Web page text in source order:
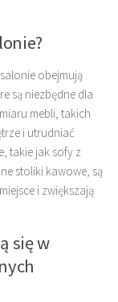
obejmują
są niezbędne dla
mebli, takich
i utrudniać
takie jak sofy z
stoliki kawowe, są
i zwiększają
się w